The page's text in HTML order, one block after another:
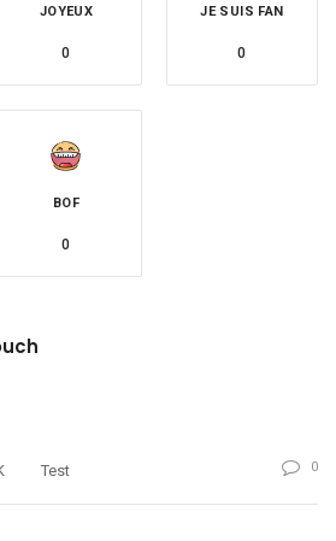
JOYEUX
0
JE SUIS FAN
0
BOF
0
Test 0